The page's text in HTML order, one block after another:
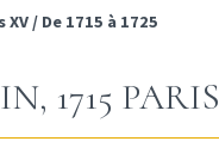
XV / De 1715 à 1725
1715 PARIS